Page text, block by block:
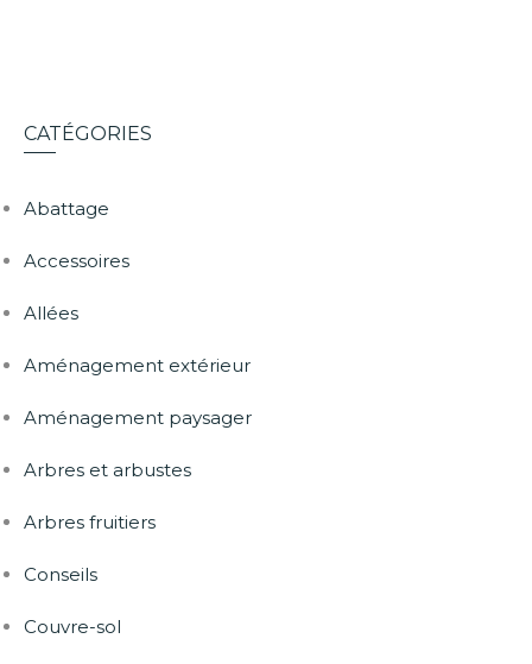
CATÉGORIES
Abattage
Accessoires
Allées
Aménagement extérieur
Aménagement paysager
Arbres et arbustes
Arbres fruitiers
Conseils
Couvre-sol